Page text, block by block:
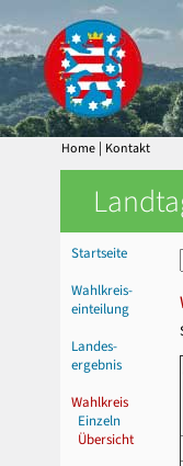
Home | Kontakt
Startseite
Wahlkreis-
einteilung
Landes-
ergebnis
Wahlkreis
Einzeln
Übersicht